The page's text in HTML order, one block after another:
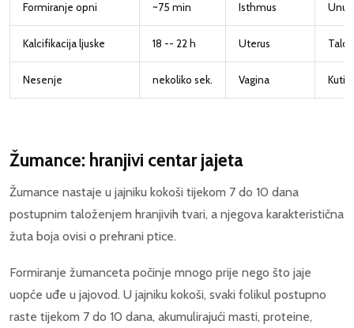
Formiranje opni ~75 min Isthmus
Kalcifikacija ljuske 18 -- 22 h Uterus
Nesenje nekoliko sek. Vagina
Žumance: hranjivi centar jajeta
Žumance nastaje u jajniku kokoši tijekom 7 do 10 dana
postupnim taloženjem hranjivih tvari, a njegova karakteristična
žuta boja ovisi o prehrani ptice.
Formiranje žumanceta počinje mnogo prije nego što jaje
uopće uđe u jajovod. U jajniku kokoši, svaki folikul postupno
raste tijekom 7 do 10 dana, akumulirajući masti, proteine,